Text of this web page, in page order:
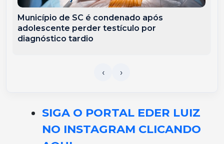
Município de SC é condenado após
adolescente perder testículo por
diagnóstico tardio
SIGA O PORTAL EDER LUIZ
NO INSTAGRAM CLICANDO